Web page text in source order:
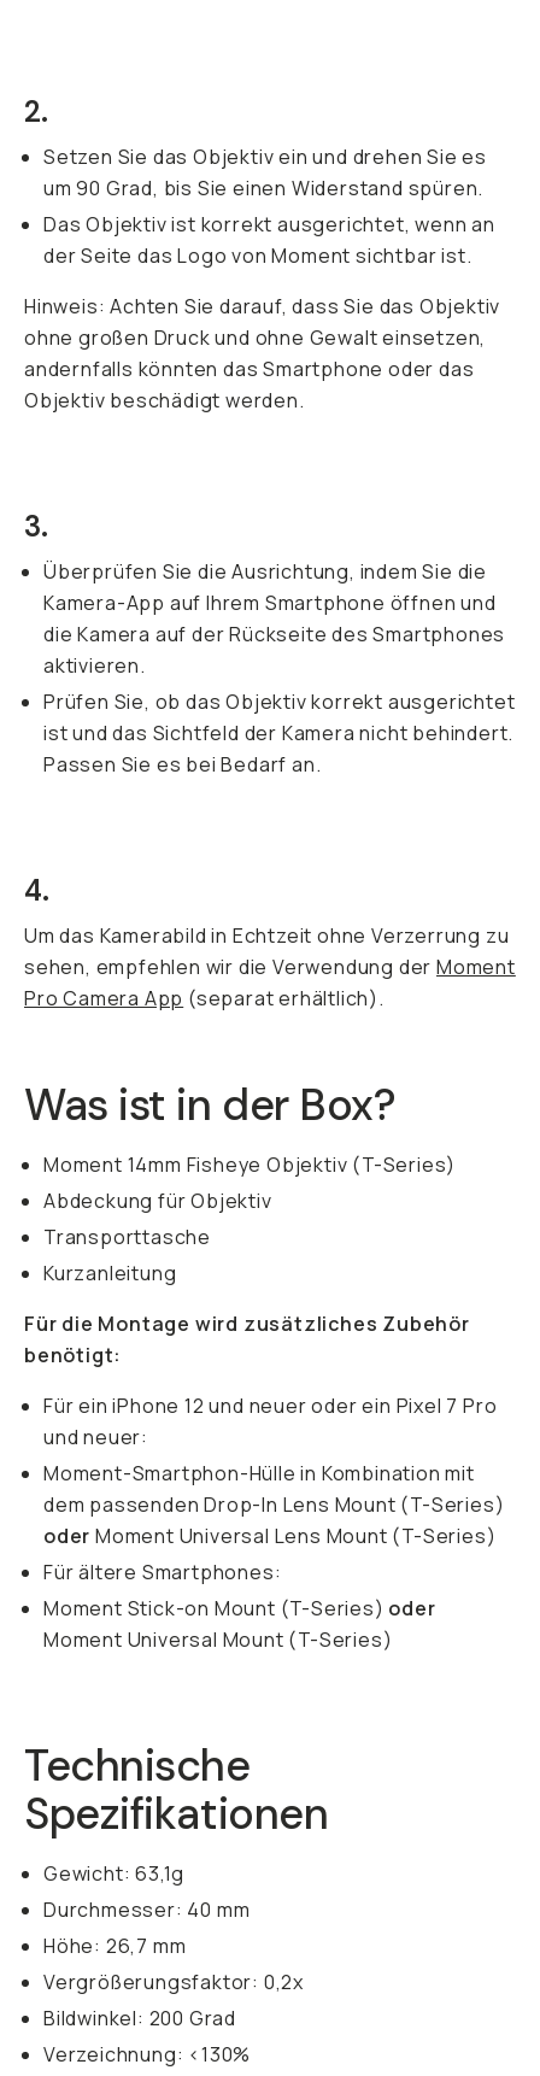
2.
Setzen Sie das Objektiv ein und drehen Sie es
um 90 Grad, bis Sie einen Widerstand spüren.
Das Objektiv ist korrekt ausgerichtet, wenn an
der Seite das Logo von Moment sichtbar ist.
Hinweis: Achten Sie darauf, dass Sie das Objektiv
ohne großen Druck und ohne Gewalt einsetzen,
andernfalls könnten das Smartphone oder das
Objektiv beschädigt werden.
3.
Überprüfen Sie die Ausrichtung, indem Sie die
Kamera-App auf Ihrem Smartphone öffnen und
die Kamera auf der Rückseite des Smartphones
aktivieren.
Prüfen Sie, ob das Objektiv korrekt ausgerichtet
ist und das Sichtfeld der Kamera nicht behindert.
Passen Sie es bei Bedarf an.
4.
Um das Kamerabild in Echtzeit ohne Verzerrung zu
sehen, empfehlen wir die Verwendung der Moment
Pro Camera App (separat erhältlich).
Was ist in der Box?
Moment 14mm Fisheye Objektiv (T-Series)
Abdeckung für Objektiv
Transporttasche
Kurzanleitung
Für die Montage wird zusätzliches Zubehör
benötigt:
Für ein iPhone 12 und neuer oder ein Pixel 7 Pro
und neuer:
Moment-Smartphon-Hülle in Kombination mit
dem passenden Drop-In Lens Mount (T-Series)
oder Moment Universal Lens Mount (T-Series)
Für ältere Smartphones:
Moment Stick-on Mount (T-Series) oder
Moment Universal Mount (T-Series)
Technische
Spezifikationen
Gewicht: 63,1g
Durchmesser: 40 mm
Höhe: 26,7 mm
Vergrößerungsfaktor: 0,2x
Bildwinkel: 200 Grad
Verzeichnung: <130%